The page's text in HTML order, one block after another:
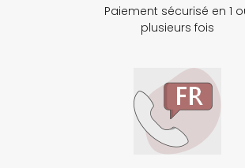
Paiement sécurisé en 1
plusieurs fois